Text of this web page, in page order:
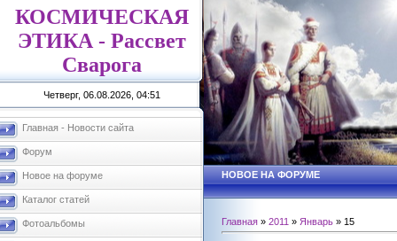
КОСМИЧЕСКАЯ
ЭТИКА - Рассвет
Сварога
Четверг, 06.08.2026, 04:51
Главная - Новости сайта
Форум
Новое на форуме
Каталог статей
Фотоальбомы
НОВОЕ НА ФОРУМЕ
Главная » 2011 » Январь » 15